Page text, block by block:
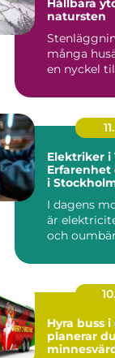
Hållbara
natursten
många
en nyckel
Elektriker i
Erfarenhet
i
I dagens
är
och
Hyra buss i
planerar